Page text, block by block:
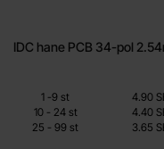
IDC hane PCB 34-pol
2.95 SEK
Inklusive 25% moms
Mängdrabatt
Pris /st
1 -till
9 st
4.90
10 -till24 st
4.40
25 - till
99 st 3.65